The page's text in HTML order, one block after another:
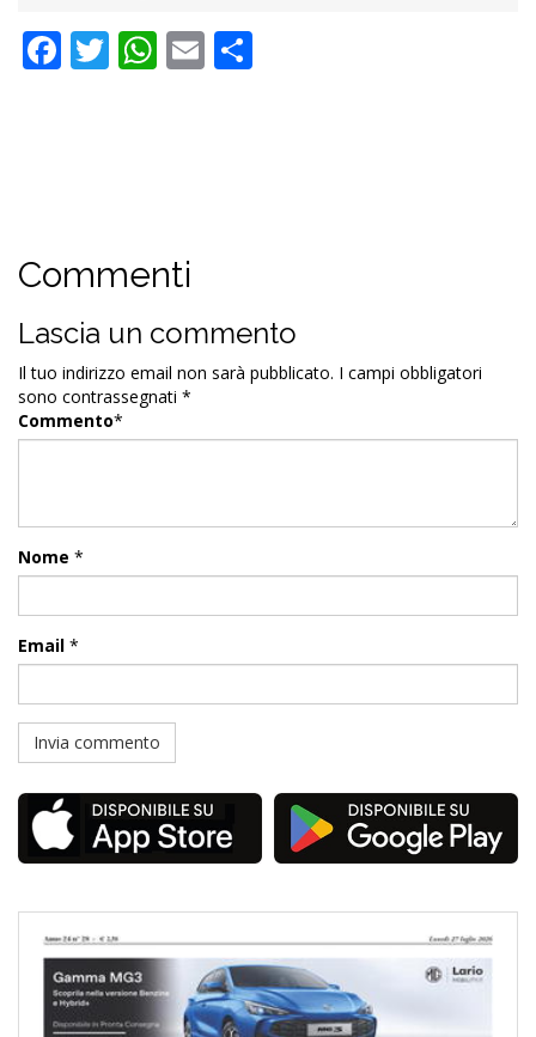
Facebook
Twitter
WhatsApp
Email
Commenti
Lascia un commento
Il tuo indirizzo email non sarà pubblicato. I campi obbligatori
sono contrassegnati *
Commento*
Nome *
Email *